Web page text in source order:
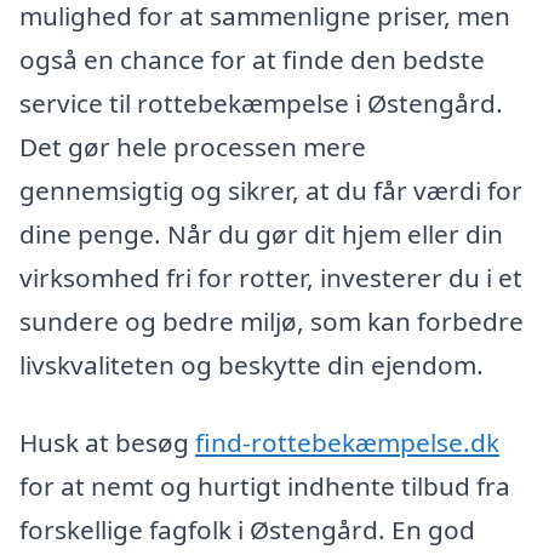
mulighed for at sammenligne priser, men
også en chance for at finde den bedste
service til rottebekæmpelse i Østengård.
Det gør hele processen mere
gennemsigtig og sikrer, at du får værdi for
dine penge. Når du gør dit hjem eller din
virksomhed fri for rotter, investerer du i et
sundere og bedre miljø, som kan forbedre
livskvaliteten og beskytte din ejendom.
Husk at besøg find-rottebekæmpelse.dk
for at nemt og hurtigt indhente tilbud fra
forskellige fagfolk i Østengård. En god